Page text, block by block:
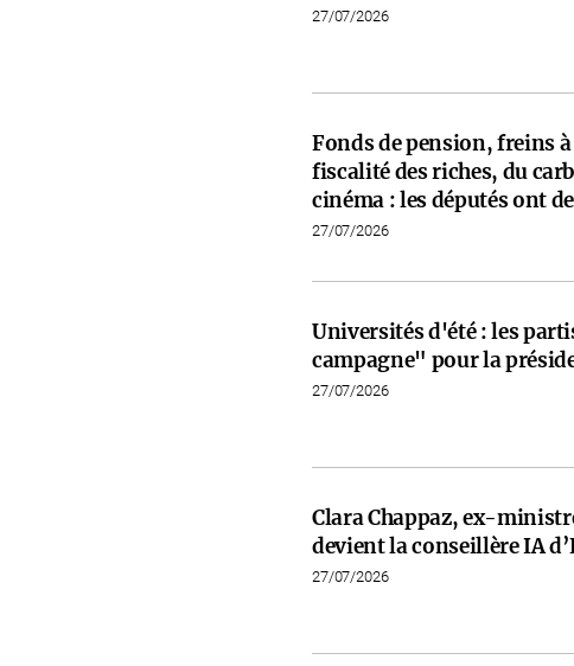
27/07/2026
Fonds de pension, freins
fiscalité des riches, du
cinéma : les députés ont
27/07/2026
Universités d'été : les
campagne" pour la
27/07/2026
Clara Chappaz, ex-
devient la conseillère IA
27/07/2026